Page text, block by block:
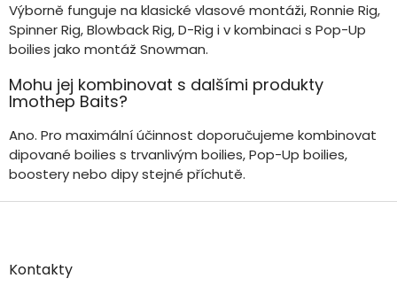
Výborně funguje na klasické vlasové montáži, Ronnie Rig,
Spinner Rig, Blowback Rig, D-Rig i v kombinaci s Pop-Up
boilies jako montáž Snowman.
Mohu jej kombinovat s dalšími produkty
Imothep Baits?
Ano. Pro maximální účinnost doporučujeme kombinovat
dipované boilies s trvanlivým boilies, Pop-Up boilies,
boostery nebo dipy stejné příchutě.
Z
aKontakty